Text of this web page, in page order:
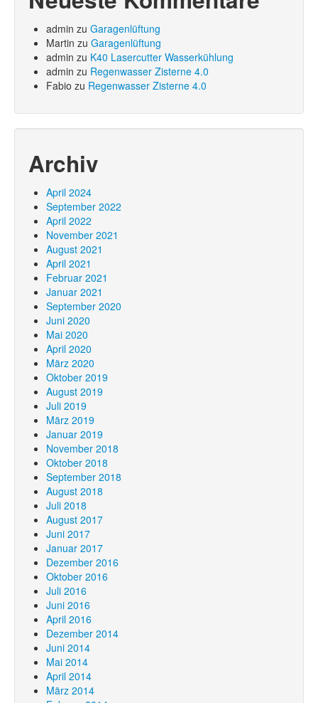
admin zu Garagenlüftung
Martin zu Garagenlüftung
admin zu K40 Lasercutter Wasserkühlung
admin zu Regenwasser Zisterne 4.0
Fabio zu Regenwasser Zisterne 4.0
Archiv
April 2024
September 2022
April 2022
November 2021
August 2021
April 2021
Februar 2021
Januar 2021
September 2020
Juni 2020
Mai 2020
April 2020
März 2020
Oktober 2019
August 2019
Juli 2019
März 2019
Januar 2019
November 2018
Oktober 2018
September 2018
August 2018
Juli 2018
August 2017
Juni 2017
Januar 2017
Dezember 2016
Oktober 2016
Juli 2016
Juni 2016
April 2016
Dezember 2014
Juni 2014
Mai 2014
April 2014
März 2014